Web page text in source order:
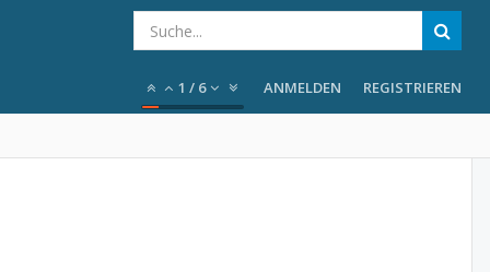
1 / 6 ANMELDEN REGISTRIEREN